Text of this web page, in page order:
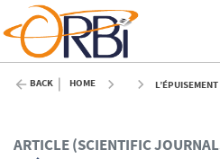
BACK HOME L’ÉPUISEMENT EN LIGNE DU DROIT D’AUTEUR –
ARTICLE (SCIENTIFIC